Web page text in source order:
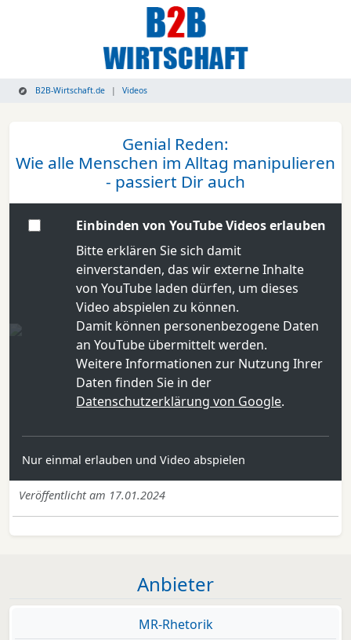
B2B-Wirtschaft.de Videos
Genial Reden:
Wie alle Menschen im Alltag manipulieren
- passiert Dir auch
Einbinden von YouTube Videos erlauben
Bitte erklären Sie sich damit
einverstanden, das wir externe Inhalte
von YouTube laden dürfen, um dieses
Video abspielen zu können.
Damit können personenbezogene Daten
an YouTube übermittelt werden.
Weitere Informationen zur Nutzung Ihrer
Daten finden Sie in der
Datenschutzerklärung von Google.
Nur einmal erlauben und Video abspielen
Veröffentlicht am 17.01.2024
Anbieter
MR-Rhetorik